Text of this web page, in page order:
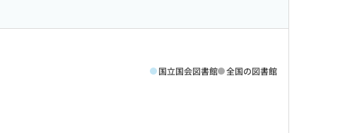
国立国会図書館 全国の図書館